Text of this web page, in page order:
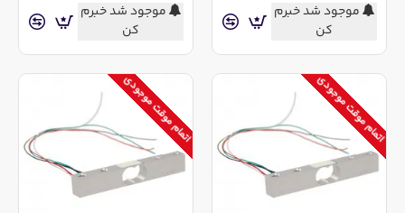
موجود شد خبرم
کن
موجود شد خبرم
کن
اتمام موقت موجودی اتمام موقت موجودی